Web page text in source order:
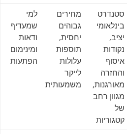
סטנדרט
בינלאומי
יציב,
נקודות
איסוף
והחזרה
מאורגנות,
מגוון רחב
של
קטגוריות
מחירים
גבוהים
יחסית,
תוספות
עלולות
לייקר
משמעותית
למי
שמעדיף
ודאות
ומינימום
הפתעות